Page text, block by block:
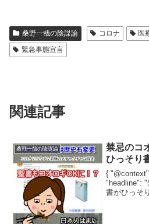
桑野一哉の陰謀論 コロナ 医
緊急事態宣言
関連記事
桑野一哉の陰謀論
禁忌のコ
ひっそり
{
"headline":
書がひっそ